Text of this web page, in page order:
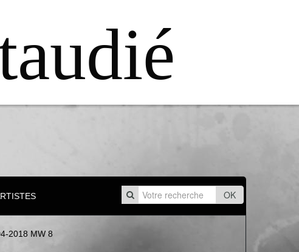
OK
2018 MW 8